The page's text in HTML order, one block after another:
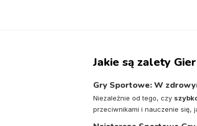
Jakie są zalety
Gry Sportowe: W
Niezależnie od tego, czy
przeciwnikami i nauczenie się,